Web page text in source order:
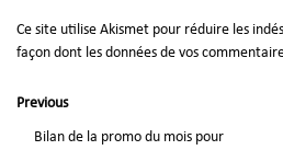
Ce site utilise Akismet pour réduire les
façon dont les données de vos
Previous
Bilan de la promo du mois pour